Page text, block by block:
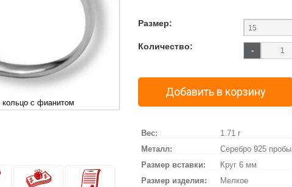
кольцо с фианитом
Размер:
Количество: -
Добавить в корзину
Вес:
1.71 г
Металл:
Серебро 925 пробы
Размер вставки:
Круг 6 мм
Размер изделия:
Мелкое